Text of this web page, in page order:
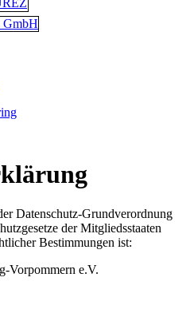
Datenschutz-Grundverordnung
der Mitgliedsstaaten
Bestimmungen ist:
Vorpommern e.V.